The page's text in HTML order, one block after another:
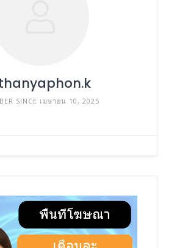
SINCE เมษายน 10, 2025